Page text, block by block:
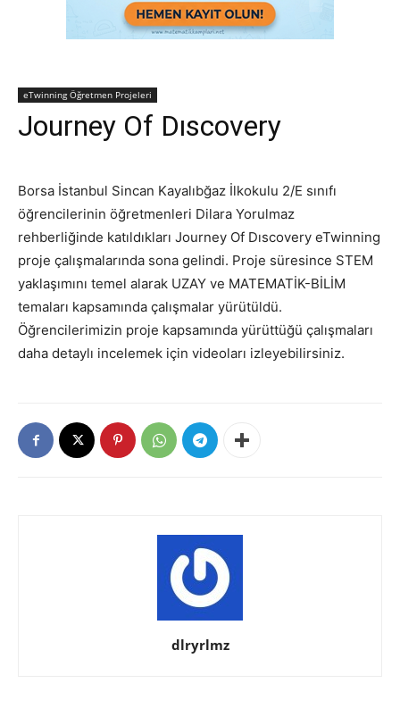
eTwinning Öğretmen Projeleri
Journey Of Dıscovery
Borsa İstanbul Sincan Kayalıbğaz İlkokulu 2/E sınıfı
öğrencilerinin öğretmenleri Dilara Yorulmaz
rehberliğinde katıldıkları Journey Of Dıscovery eTwinning
proje çalışmalarında sona gelindi. Proje süresince STEM
yaklaşımını temel alarak UZAY ve MATEMATİK-BİLİM
temaları kapsamında çalışmalar yürütüldü.
Öğrencilerimizin proje kapsamında yürüttüğü çalışmaları
daha detaylı incelemek için videoları izleyebilirsiniz.
dlryrlmz